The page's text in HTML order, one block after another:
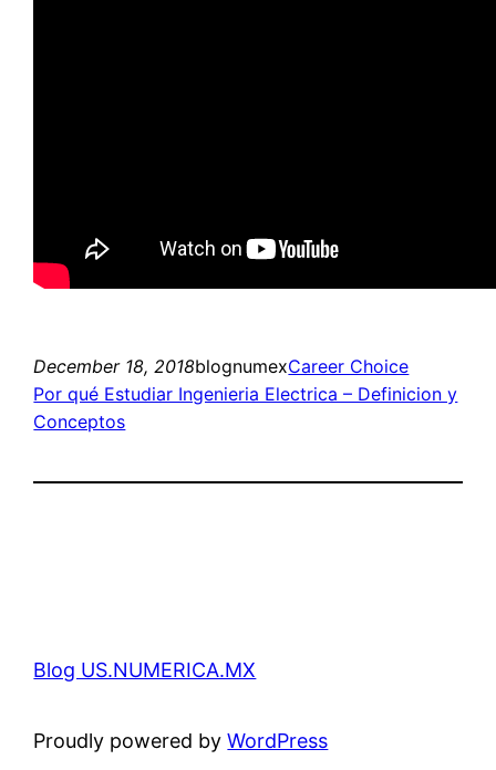
December 18, 2018blognumexCareer Choice
Por qué Estudiar Ingenieria Electrica – Definicion y
Conceptos
Blog US.NUMERICA.MX
Proudly powered byWordPress